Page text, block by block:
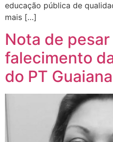
educação pública de
mais […]
Nota de
falecimento
do PT